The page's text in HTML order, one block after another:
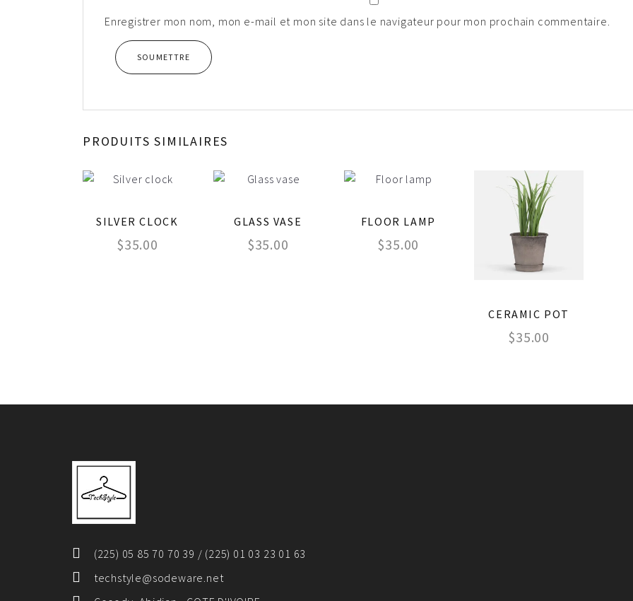
Enregistrer mon nom, mon e-mail et mon site dans le navigateur pour mon prochain commentaire.
PRODUITS SIMILAIRES
SILVER CLOCK
$35.00
GLASS VASE
$35.00
FLOOR LAMP
$35.00
CERAMIC POT
$35.00
(225) 05 85 70 70 39 / (225) 01 03 23 01 63
techstyle@sodeware.net